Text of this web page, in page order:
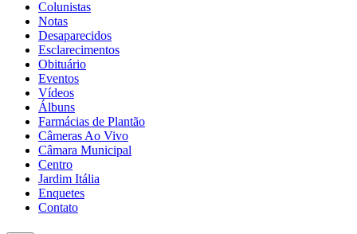
Colunistas
Notas
Desaparecidos
Esclarecimentos
Obituário
Eventos
Vídeos
Álbuns
Farmácias de Plantão
Câmeras Ao Vivo
Câmara Municipal
Centro
Jardim Itália
Enquetes
Contato